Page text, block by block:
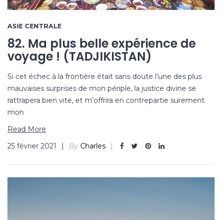
ASIE CENTRALE
82. Ma plus belle expérience de
voyage ! (TADJIKISTAN)
Si cet échec à la frontière était sans doute l’une des plus
mauvaises surprises de mon périple, la justice divine se
rattrapera bien vite, et m’offrira en contrepartie surement
mon
Read More
25 février 2021
By Charles